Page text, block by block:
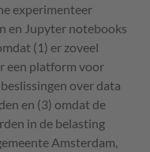
experimenteer
en Jupyter notebooks
(1) er zoveel
een platform voor
over data
en (3) omdat de
in de belasting
Amsterdam,